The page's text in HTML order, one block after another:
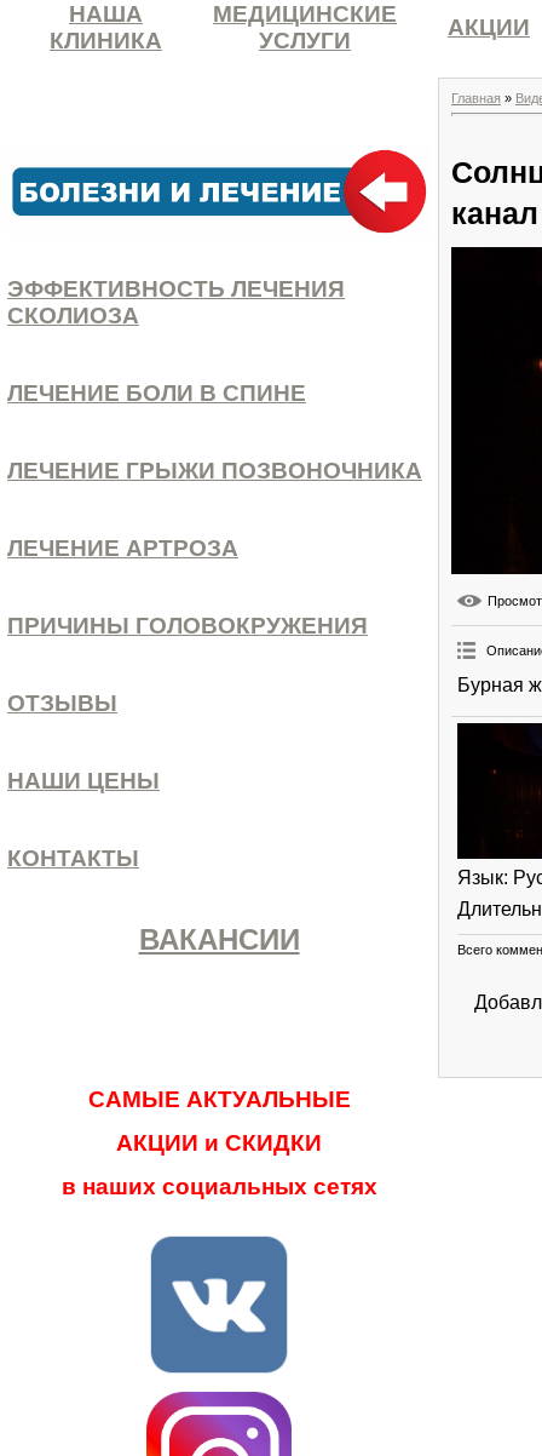
НАША
КЛИНИКА
МЕДИЦИНСКИЕ
УСЛУГИ
АКЦИИ
ЭФФЕКТИВНОСТЬ ЛЕЧЕНИЯ
СКОЛИОЗА
ЛЕЧЕНИЕ БОЛИ В СПИНЕ
ЛЕЧЕНИЕ ГРЫЖИ ПОЗВОНОЧНИКА
ЛЕЧЕНИЕ АРТРОЗА
ПРИЧИНЫ ГОЛОВОКРУЖЕНИЯ
ОТЗЫВЫ
НАШИ ЦЕНЫ
КОНТАКТЫ
ВАКАНСИИ
САМЫЕ АКТУАЛЬНЫЕ
АКЦИИ и СКИДКИ
в наших социальных сетях
Главная »
канал
Бурная
Язык:
Всего